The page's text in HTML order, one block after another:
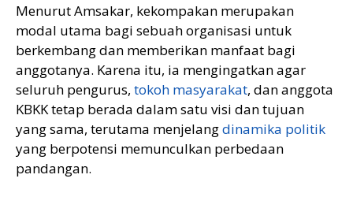
Menurut Amsakar, kekompakan merupakan
modal utama bagi sebuah organisasi untuk
berkembang dan memberikan manfaat bagi
anggotanya. Karena itu, ia mengingatkan agar
seluruh pengurus, tokoh masyarakat, dan anggota
KBKK tetap berada dalam satu visi dan tujuan
yang sama, terutama menjelangdinamika politik
yang berpotensi memunculkan perbedaan
pandangan.